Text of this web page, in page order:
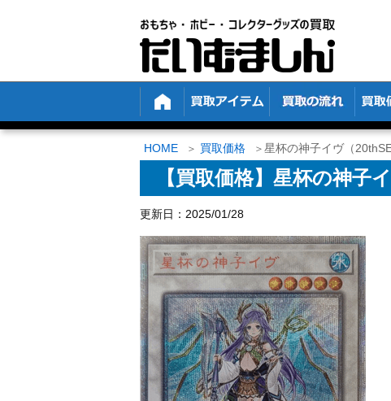
HOME 買取価格 星杯の神子イヴ（
【買取価格】星杯の神子
更新日：2025/01/28